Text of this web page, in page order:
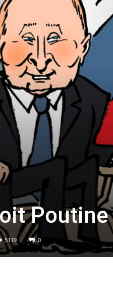
5119 0